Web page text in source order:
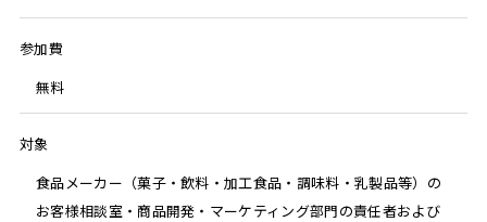
参加費
無料
対象
食品メーカー（菓子・飲料・加工食品・調味料・乳製品等）の
お客様相談室・商品開発・マーケティング部門の責任者および